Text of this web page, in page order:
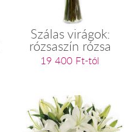
Szálas virágok:
rózsaszín rózsa
19 400 Ft-tól